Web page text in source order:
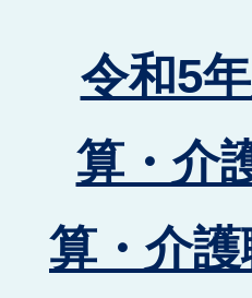
令和5
算・介
算・介